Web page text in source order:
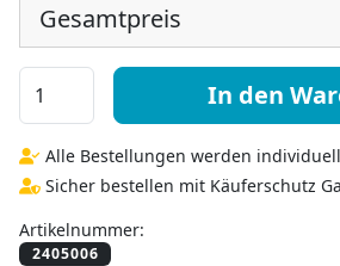
Gesamtpreis
LED Badspiegel für Dachschräge
In den
Alle Bestellungen werden
Sicher bestellen mit Käuferschutz
Artikelnummer: